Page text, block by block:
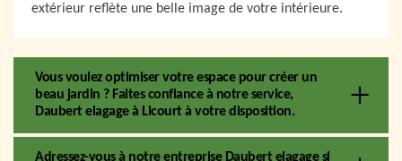
extérieur reflète une belle image de votre intérieure.
Vous voulez optimiser votre espace pour créer un
beau jardin ? Faites confiance à notre service,
Daubert elagage à Licourt à votre disposition.
Adressez-vous à notre entreprise Daubert elagage si